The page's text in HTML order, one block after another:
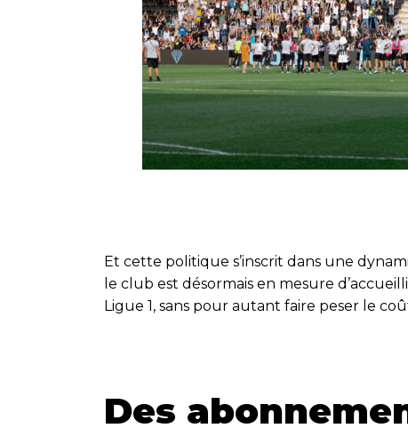
Et cette politique s’inscrit dans une
le club est désormais en mesure
Ligue 1, sans pour autant faire peser le
Des